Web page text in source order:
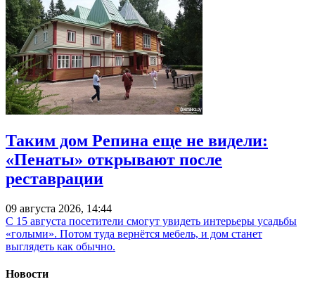
Таким дом Репина еще не видели:
«Пенаты» открывают после
реставрации
09 августа 2026, 14:44
С 15 августа посетители смогут увидеть интерьеры усадьбы
«голыми». Потом туда вернётся мебель, и дом станет
выглядеть как обычно.
Новости